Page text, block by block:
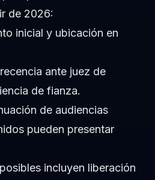
de 2026:
inicial y ubicación en
ante juez de
de fianza.
de audiencias
pueden presentar
incluyen liberación